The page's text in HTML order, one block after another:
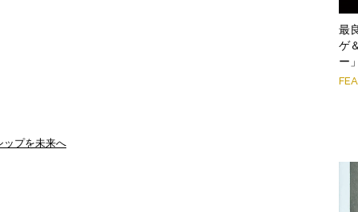
ップを未来へ
最
ゲ
ー